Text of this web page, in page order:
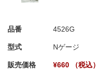
品番 4526G
型式 Nゲージ
販売価格 ¥660 （税込）